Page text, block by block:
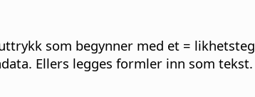
som begynner med et =
Ellers legges formler inn som tekst.